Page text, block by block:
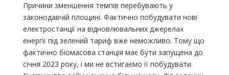
Причини зменшення темпів перебувають у
законодавчій площині. Фактично побудувати нові
електростанції на відновлювальних джерелах
енергії під зелений тариф вже неможливо. Тому що
фактично біомасова станція має бути запущена до
січня 2023 року, і ми не встигаємо її побудувати.